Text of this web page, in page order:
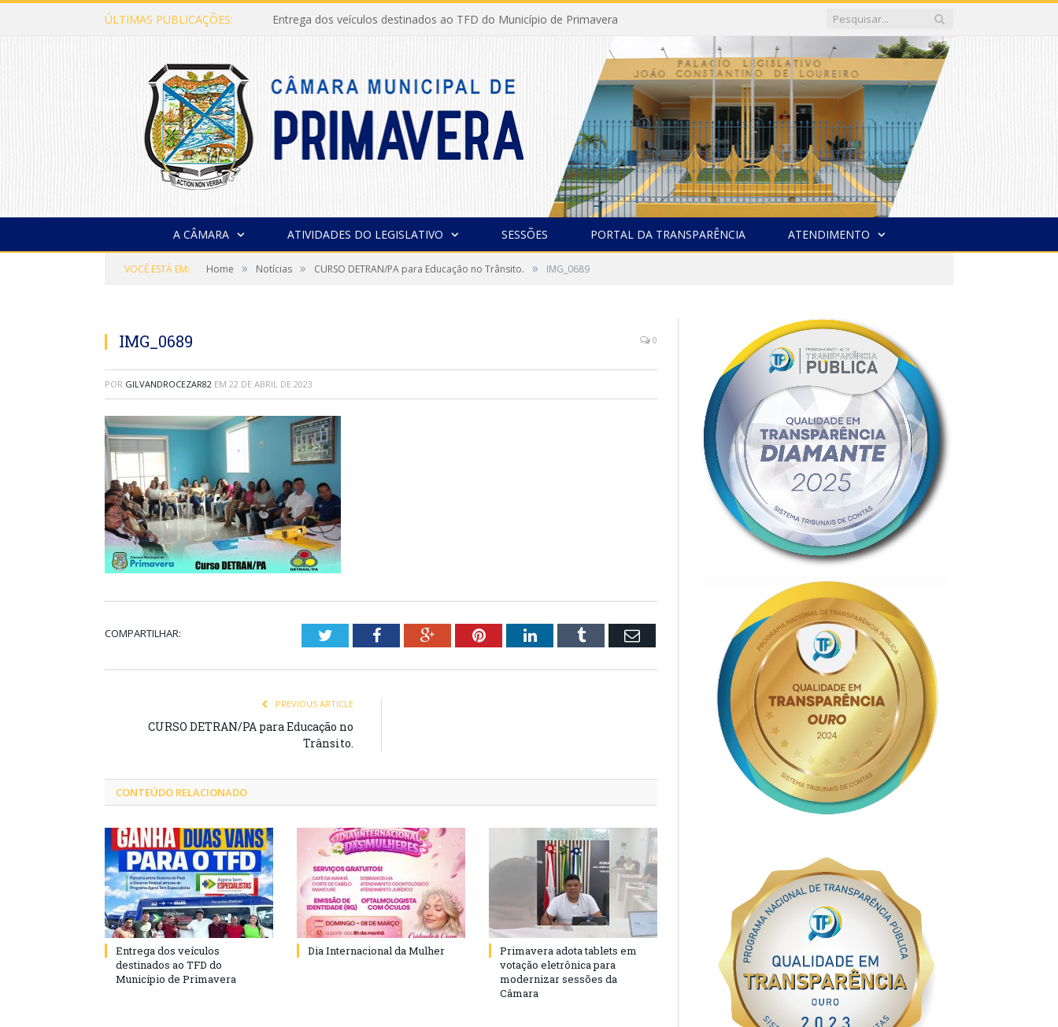
ÚLTIMAS PUBLICAÇÕES: Entrega dos veículos destinados ao TFD do Município de Primavera
A CÂMARA ATIVIDADES DO LEGISLATIVO SESSÕES PORTAL DA TRANSPARÊNCIA ATENDIMENTO
VOCÊ ESTÁ EM: Home » Notícias » CURSO DETRAN/PA para Educação no Trânsito. » IMG_0689
IMG_0689 0
POR GILVANDROCEZAR82 EM 22 DE ABRIL DE 2023
COMPARTILHAR: TwitterFacebookGoogle+PinterestLinkedInTumblr Email
PREVIOUS ARTICLE
CURSO DETRAN/PA para Educação no
Trânsito.
CONTEÚDO RELACIONADO
Entrega dos veículos
destinados ao TFD do
Município de Primavera
Dia Internacional da Mulher
Primavera adota tablets em
votação eletrônica para
modernizar sessões da
Câmara